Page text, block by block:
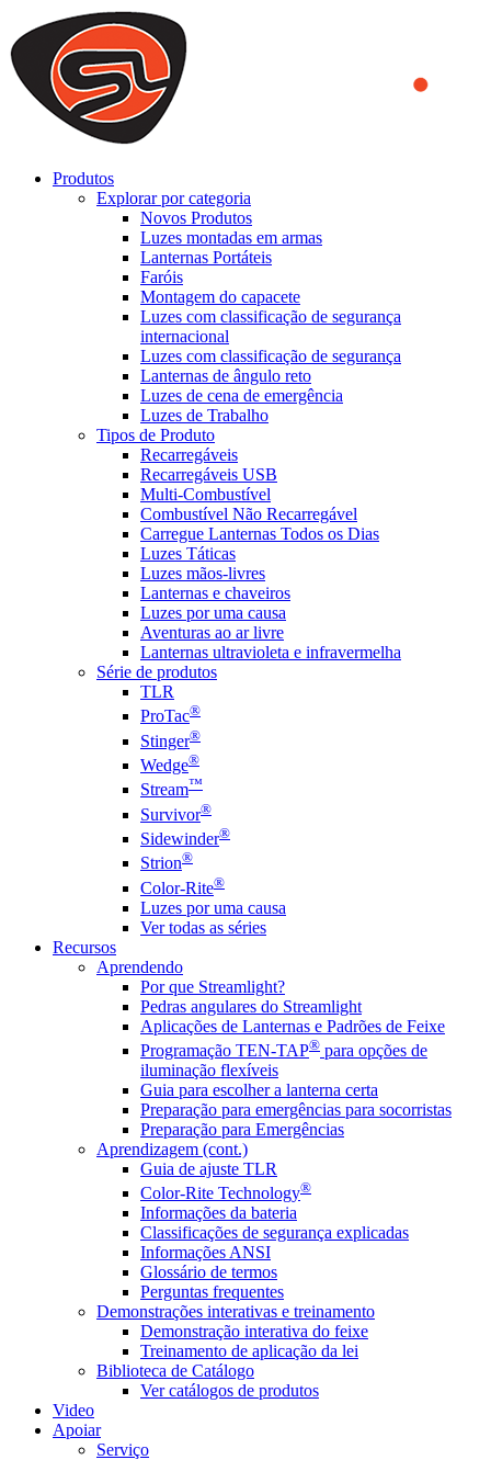
We use cookies to ensure that we provide you the best experience
on our website. By continuing to browse this website, you accept
that cookies are used to help us analyze how the website is used and
to offer you a better experience. To learn more or to find out how
you can disable cookies, you can access our
Produtos
Explorar por categoria
Novos Produtos
Luzes montadas em armas
Lanternas Portáteis
Faróis
Montagem do capacete
Luzes com classificação de segurança
internacional
Luzes com classificação de segurança
Lanternas de ângulo reto
Luzes de cena de emergência
Luzes de Trabalho
Tipos de Produto
Recarregáveis
Recarregáveis USB
Multi-Combustível
Combustível Não Recarregável
Carregue Lanternas Todos os Dias
Luzes Táticas
Luzes mãos-livres
Lanternas e chaveiros
Luzes por uma causa
Aventuras ao ar livre
Lanternas ultravioleta e infravermelha
Série de produtos
TLR
ProTac®
Stinger®
Wedge®
Stream™
Survivor®
Sidewinder®
Strion®
Color-Rite®
Luzes por uma causa
Ver todas as séries
Recursos
Aprendendo
Por que Streamlight?
Pedras angulares do Streamlight
Aplicações de Lanternas e Padrões de Feixe
Programação TEN-TAP® para opções de
iluminação flexíveis
Guia para escolher a lanterna certa
Preparação para emergências para socorristas
Preparação para Emergências
Aprendizagem (cont.)
Guia de ajuste TLR
Color-Rite Technology®
Informações da bateria
Classificações de segurança explicadas
Informações ANSI
Glossário de termos
Perguntas frequentes
Demonstrações interativas e treinamento
Demonstração interativa do feixe
Treinamento de aplicação da lei
Biblioteca de Catálogo
Ver catálogos de produtos
Video
Apoiar
Serviço